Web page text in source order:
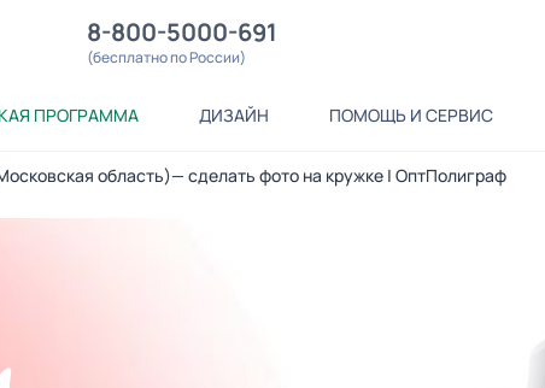
8-800-5000-691
(бесплатно по России)
ПРОГРАММА ДИЗАЙН ПОМОЩЬ И СЕРВИС
область)— сделать фото на кружке | ОптПолиграф